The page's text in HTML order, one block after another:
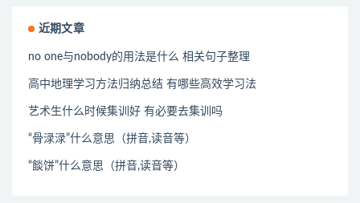
近期文章
no one与nobody的用法是什么 相关句子整理
高中地理学习方法归纳总结 有哪些高效学习法
艺术生什么时候集训好 有必要去集训吗
“骨渌渌”什么意思（拼音,读音等）
“餤饼”什么意思（拼音,读音等）